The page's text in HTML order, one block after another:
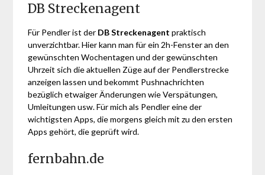
DB Streckenagent
Für Pendler ist der DB Streckenagent praktisch
unverzichtbar. Hier kann man für ein 2h-Fenster an den
gewünschten Wochentagen und der gewünschten
Uhrzeit sich die aktuellen Züge auf der Pendlerstrecke
anzeigen lassen und bekommt Pushnachrichten
bezüglich etwaiger Änderungen wie Verspätungen,
Umleitungen usw. Für mich als Pendler eine der
wichtigsten Apps, die morgens gleich mit zu den ersten
Apps gehört, die geprüft wird.
fernbahn.de